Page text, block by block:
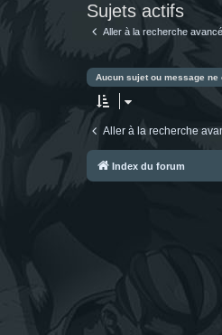
Sujets actifs
Aller à la recherche
Aucun sujet ou message
Aller à la recherche
Index du forum